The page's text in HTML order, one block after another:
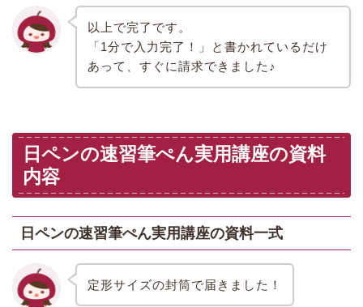
以上で完了です。
「1分で入力完了！」と書かれているだけ
あって、すぐに請求できました♪
日ペンの速習筆ぺん実用講座の資料
内容
日ペンの速習筆ぺん実用講座の資料一式
定形サイズの封筒で届きました！